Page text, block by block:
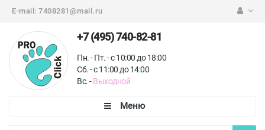
E-mail: 7408281@mail.ru
+7 (495) 740-82-81
Пн. - Пт. - с 10:00 до 18:00
Сб. - с 11:00 до 14:00
Вс. -Выходной